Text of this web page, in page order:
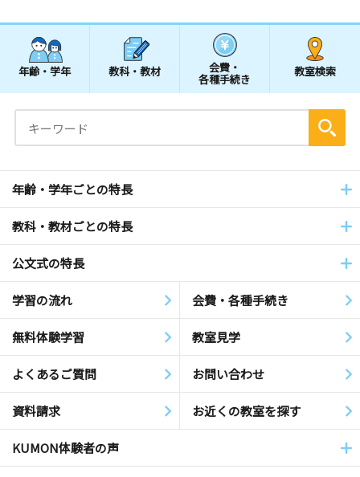
年齢・学年 教科・教材 会費・
各種手続き
教室検索
年齢・学年ごとの特長
教科・教材ごとの特長
公文式の特長
学習の流れ 会費・各種手続き
無料体験学習 教室見学
よくあるご質問 お問い合わせ
資料請求 お近くの教室を探す
KUMON体験者の声